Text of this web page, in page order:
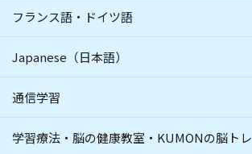
フランス語・ドイツ語
Japanese（日本語）
通信学習
学習療法・脳の健康教室・KUMONの脳トレ